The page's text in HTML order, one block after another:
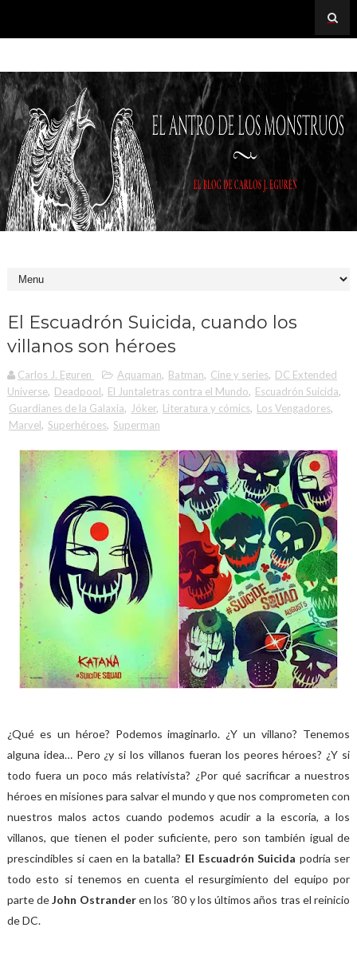
El Escuadrón Suicida, cuando los
villanos son héroes
Carlos J. Eguren Aquaman, Batman, Cine y series, DC Extended
Universe, Deadpool, El Juntaletras contra el Mundo, Escuadrón Suicida,
Guardianes de la Galaxia, Jóker, Literatura y cómics, Los Vengadores,
Marvel, Superhéroes, Superman
¿Qué es un héroe? Podemos imaginarlo. ¿Y un villano? Tenemos
alguna idea… Pero ¿y si los villanos fueran los peores héroes? ¿Y si
todo fuera un poco más relativista? ¿Por qué sacrificar a nuestros
héroes en misiones para salvar el mundo y que nos comprometen con
nuestros malos actos cuando podemos acudir a la escoria, a los
villanos, que tienen el poder suficiente, pero son también igual de
prescindibles si caen en la batalla? El Escuadrón Suicida podría ser
todo esto si tenemos en cuenta el resurgimiento del equipo por
parte deJohn Ostranderen los ´80 y los últimos años tras el reinicio
de DC.